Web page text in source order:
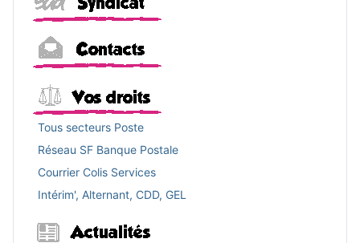
Tous secteurs Poste
Réseau SF Banque Postale
Courrier Colis Services
Intérim', Alternant, CDD, GEL